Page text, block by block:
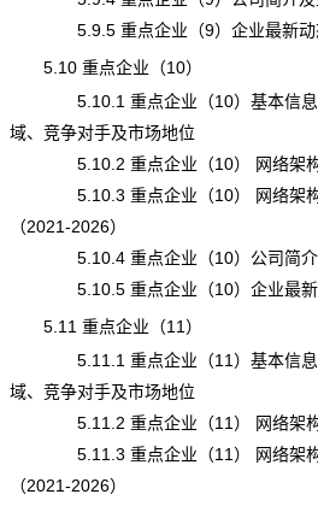
5.9.5 重点企业（9）企业最新动
5.10 重点企业（10）
5.10.1 重点企业（10）基本信息、
域、竞争对手及市场地位
5.10.2 重点企业（10） 网络架构
5.10.3 重点企业（10） 网络架构
（2021-2026）
5.10.4 重点企业（10）公司简介
5.10.5 重点企业（10）企业最新
5.11 重点企业（11）
5.11.1 重点企业（11）基本信息、
域、竞争对手及市场地位
5.11.2 重点企业（11） 网络架构
5.11.3 重点企业（11） 网络架构
（2021-2026）